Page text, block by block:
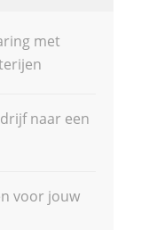
met
naar een
voor jouw